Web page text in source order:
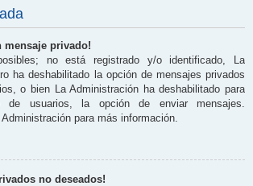
mensaje privado!
no está registrado y/o identificado, La
ha deshabilitado la opción de mensajes privados
o bien La Administración ha deshabilitado para
usuarios, la opción de enviar mensajes.
para más información.
no deseados!